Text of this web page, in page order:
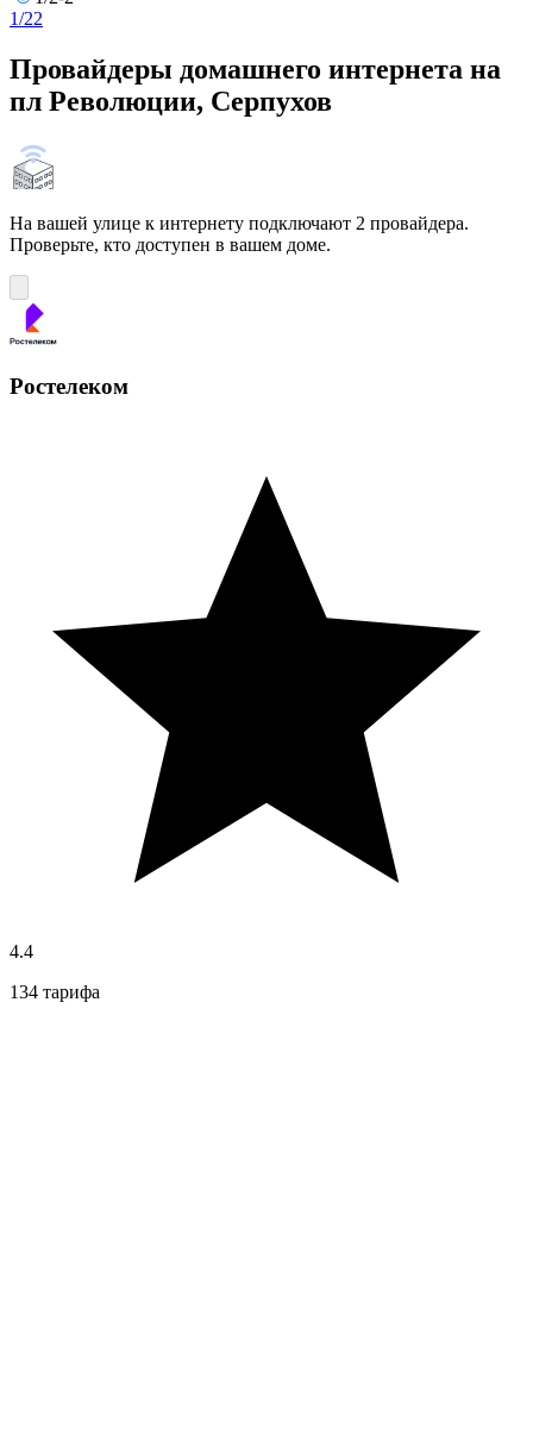
1/22
Провайдеры домашнего интернета на
пл Революции, Серпухов
На вашей улице к интернету подключают 2 провайдера.
Проверьте, кто доступен в вашем доме.
Ростелеком
4.4
134 тарифа